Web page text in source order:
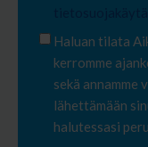
Haluan tilata
kerromme
sekä annamme
lähettämään
halutessasi